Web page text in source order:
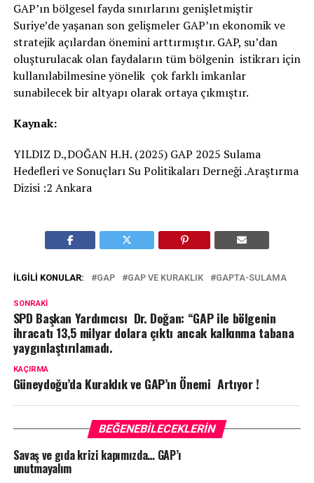
GAP’ın bölgesel fayda sınırlarını genişletmiştir
Suriye’de yaşanan son gelişmeler GAP’ın ekonomik ve
stratejik açılardan önemini arttırmıştır. GAP, su’dan
oluşturulacak olan faydaların tüm bölgenin istikrarı için
kullanılabilmesine yönelik çok farklı imkanlar
sunabilecek bir altyapı olarak ortaya çıkmıştır.
Kaynak:
YILDIZ D.,DOĞAN H.H. (2025) GAP 2025 Sulama
Hedefleri ve Sonuçları Su Politikaları Derneği .Araştırma
Dizisi :2 Ankara
İLGILI KONULAR: GAP GAP VE KURAKLIK GAPTA-SULAMA
SONRAKI
SPD Başkan Yardımcısı Dr. Doğan: “GAP ile bölgenin
ihracatı 13,5 milyar dolara çıktı ancak kalkınma tabana
yaygınlaştırılamadı.
KAÇIRMA
Güneydoğu’da Kuraklık ve GAP’ın Önemi Artıyor !
BEĞENEBILECEKLERIN
Savaş ve gıda krizi kapımızda… GAP’ı
unutmayalım